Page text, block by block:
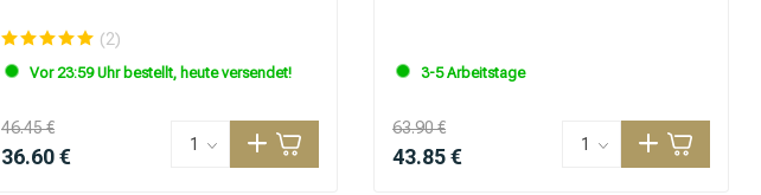
(2)
Vor 23:59 Uhr bestellt, heute versendet!
46.45 €
36.60 €
3-5 Arbeitstage
63.90 €
43.85 €